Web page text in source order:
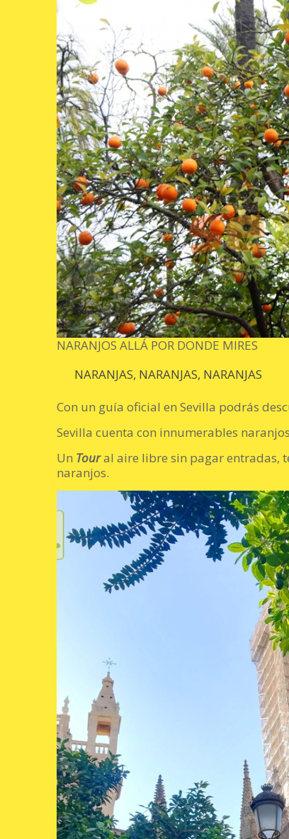
NARANJOS ALLÁ POR DONDE MIRES
NARANJAS, NARANJAS, NARANJAS
Con un guía oficial en Sevilla podrás
Sevilla cuenta con innumerables
Un Toural aire libre sin pagar entradas,
naranjos.